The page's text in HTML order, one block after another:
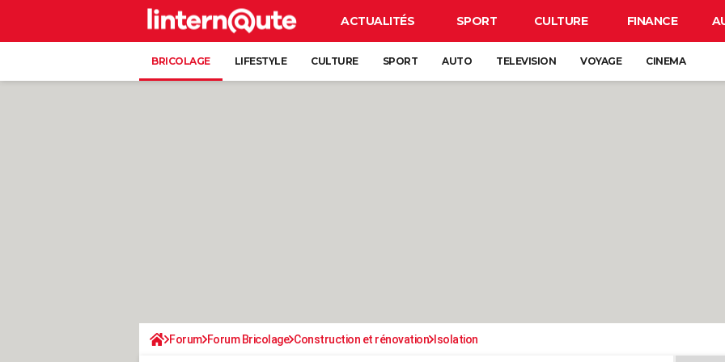
ACTUALITÉS SPORT CULTURE FINANCE
BRICOLAGE LIFESTYLE CULTURE SPORT AUTO TELEVISION VOYAGE CINEMA
Forum Forum Bricolage Construction et rénovation Isolation